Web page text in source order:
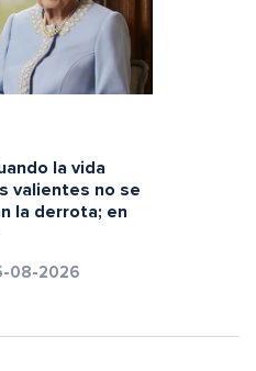
la vida
valientes no se
la derrota; en
08-2026